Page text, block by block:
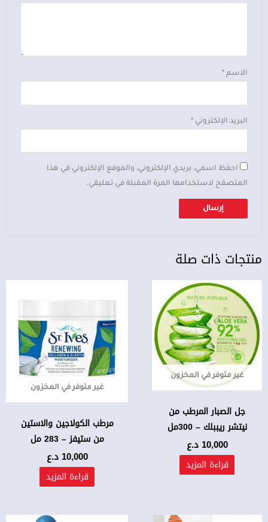
الاسم*
البريد الإلكتروني *
احفظ اسمي، بريدي الإلكتروني، والموقع الإلكتروني في هذا
المتصفح لاستخدامها المرة المقبلة في تعليقي.
منتجات ذات صلة
غير متوفر في المخزون
جل الصبار المرطب من
نيتشر ريببلك – 300مل
10,000 د.ع
قراءة المزيد
غير متوفر في المخزون
مرطب الكولاجين والاستين
من ستيفز – 283 مل
10,000 د.ع
قراءة المزيد